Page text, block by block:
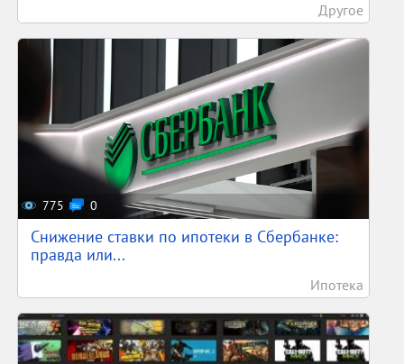
Другое
775 0
Снижение ставки по ипотеки в Сбербанке:
правда или...
Ипотека